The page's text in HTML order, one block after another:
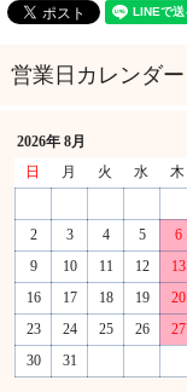
2026年 8月
日
月 火 水 木
2
3 4 5 6
9
10 11 12 13
16
17 18 19 20
23
24 25 26 27
30
31